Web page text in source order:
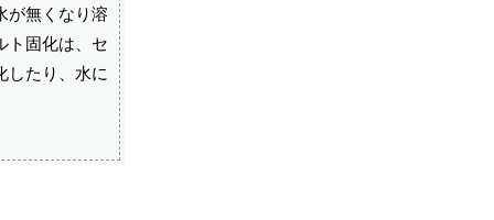
が無くなり溶
ト固化は、セ
したり、水に